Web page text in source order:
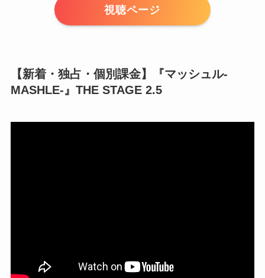
視聴ページ
【新着・独占・個別課金】『マッシュル-
MASHLE-』THE STAGE 2.5